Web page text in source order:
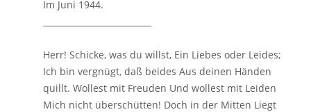
Im Juni 1944.
Herr! Schicke, was du willst, Ein Liebes oder Leides;
Ich bin vergnügt, daß beides Aus deinen Händen
quillt. Wollest mit Freuden Und wollest mit Leiden
Mich nicht überschütten! Doch in der Mitten Liegt